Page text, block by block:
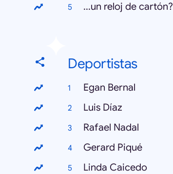
...un reloj de cartón?
Deportistas
Egan Bernal
Luis Díaz
Rafael Nadal
Gerard Piqué
Linda Caicedo